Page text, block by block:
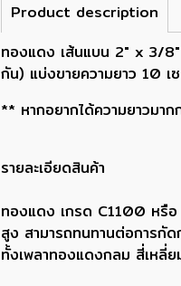
Product description
ทองแดง เส้นแบน 2" x 3/8"
กัน) แบ่งขายความยาว 10 เ
** หากอยากได้ความยาวมา
รายละเอียดสินค้า
ทองแดง เกรด C1100 หรือ
สูง สามารถทนทานต่อการกั
ทั้งเพลาทองแดงกลม สี่เหลี่